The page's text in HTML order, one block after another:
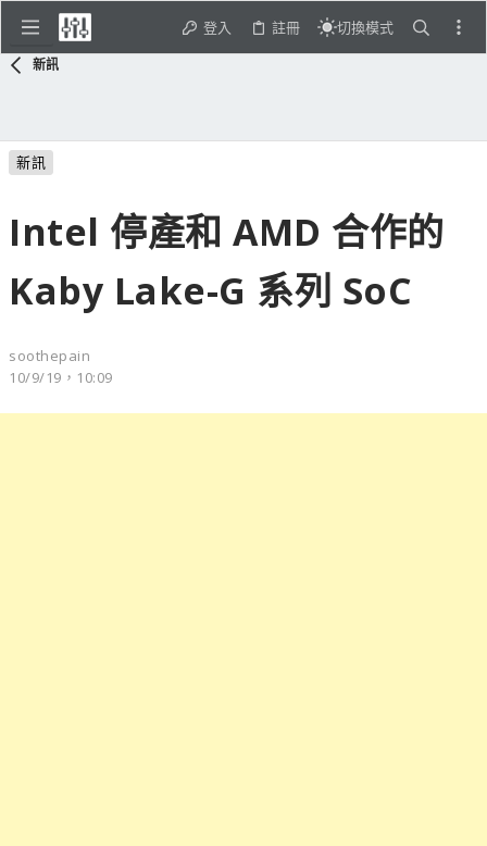
登入 註冊 切換模式
新訊
新訊
Intel 停產和 AMD 合作的
Kaby Lake-G 系列 SoC
soothepain
10/9/19，10:09